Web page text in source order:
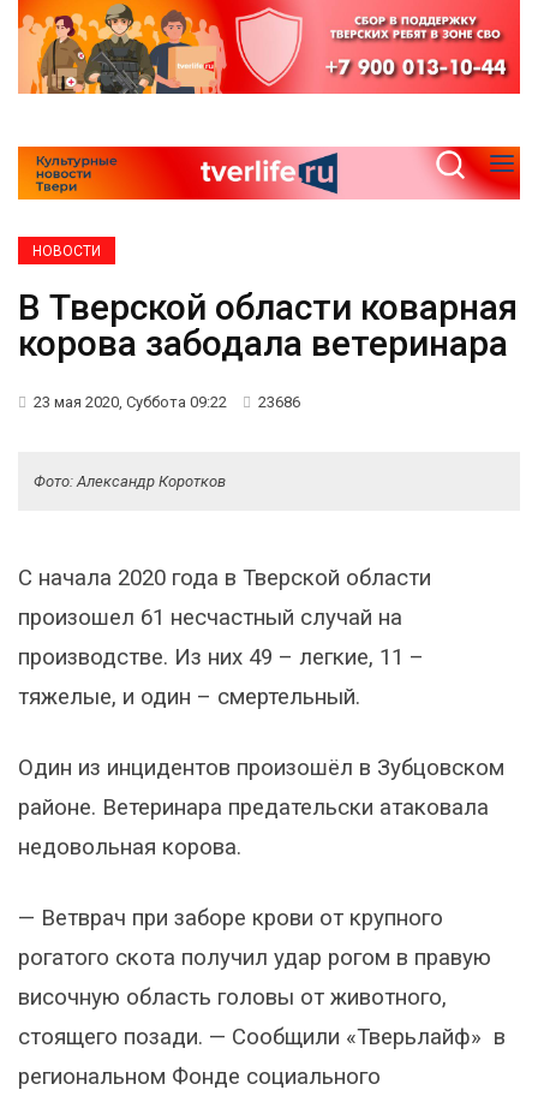
НОВОСТИ
В Тверской области коварная
корова забодала ветеринара
23 мая 2020, Суббота 09:22 23686
Фото: Александр Коротков
С начала 2020 года в Тверской области
произошел 61 несчастный случай на
производстве. Из них 49 – легкие, 11 –
тяжелые, и один – смертельный.
Один из инцидентов произошёл в Зубцовском
районе. Ветеринара предательски атаковала
недовольная корова.
— Ветврач при заборе крови от крупного
рогатого скота получил удар рогом в правую
височную область головы от животного,
стоящего позади. — Сообщили «Тверьлайф» в
региональном Фонде социального